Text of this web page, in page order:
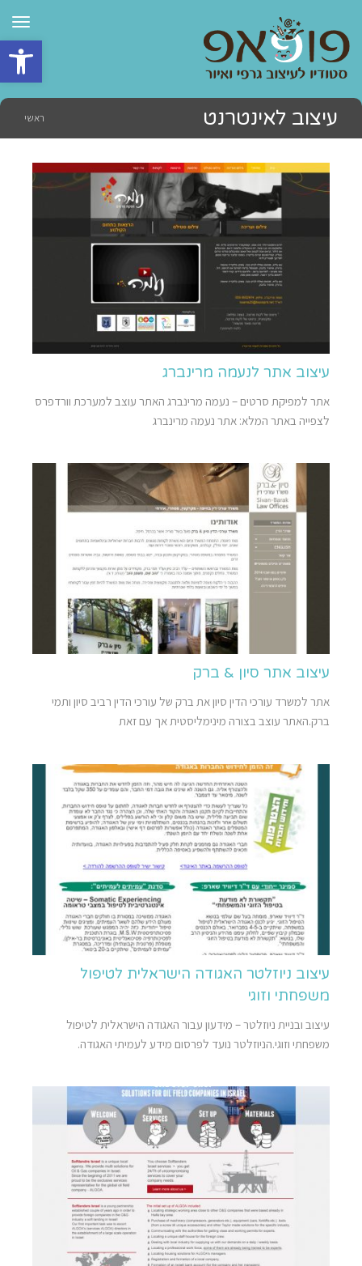
פתח
עיצוב לאינטרנט ראשי
עיצוב אתר לנעמה מרינברג
אתר למפיקת סרטים – נעמה מרינברג האתר עוצב למערכת וורדפרס
לצפייה באתר המלא: אתר נעמה מרינברג
עיצוב אתר סיון & ברק
אתר למשרד עורכי הדין סיון את ברק של עורכי הדין רביב סיון ותמי
ברק.האתר עוצב בצורה מינימליסטית אך עם זאת
עיצוב ניוזלטר האגודה הישראלית לטיפול
משפחתי וזוגי
עיצוב ובניית ניוזלטר – מידעון עבור האגודה הישראלית לטיפול
משפחתי וזוגי.הניוזלטר נועד לפרסום מידע לעמיתי האגודה.